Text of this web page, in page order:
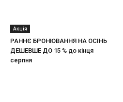
Акція
РАННЄ БРОНЮВАННЯ НА ОСІНЬ
ДЕШЕВШЕ ДО 15 % до кінця
серпня